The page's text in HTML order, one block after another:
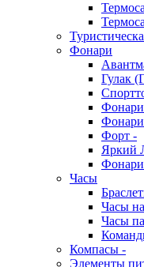
Фонари
Гулак
Форт -
Яркий
Часы
Часы
Часы
Компасы -
Элементы